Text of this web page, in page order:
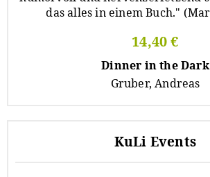
14,40 €
Dinner in the Dark
Gruber, Andreas
KuLi Events